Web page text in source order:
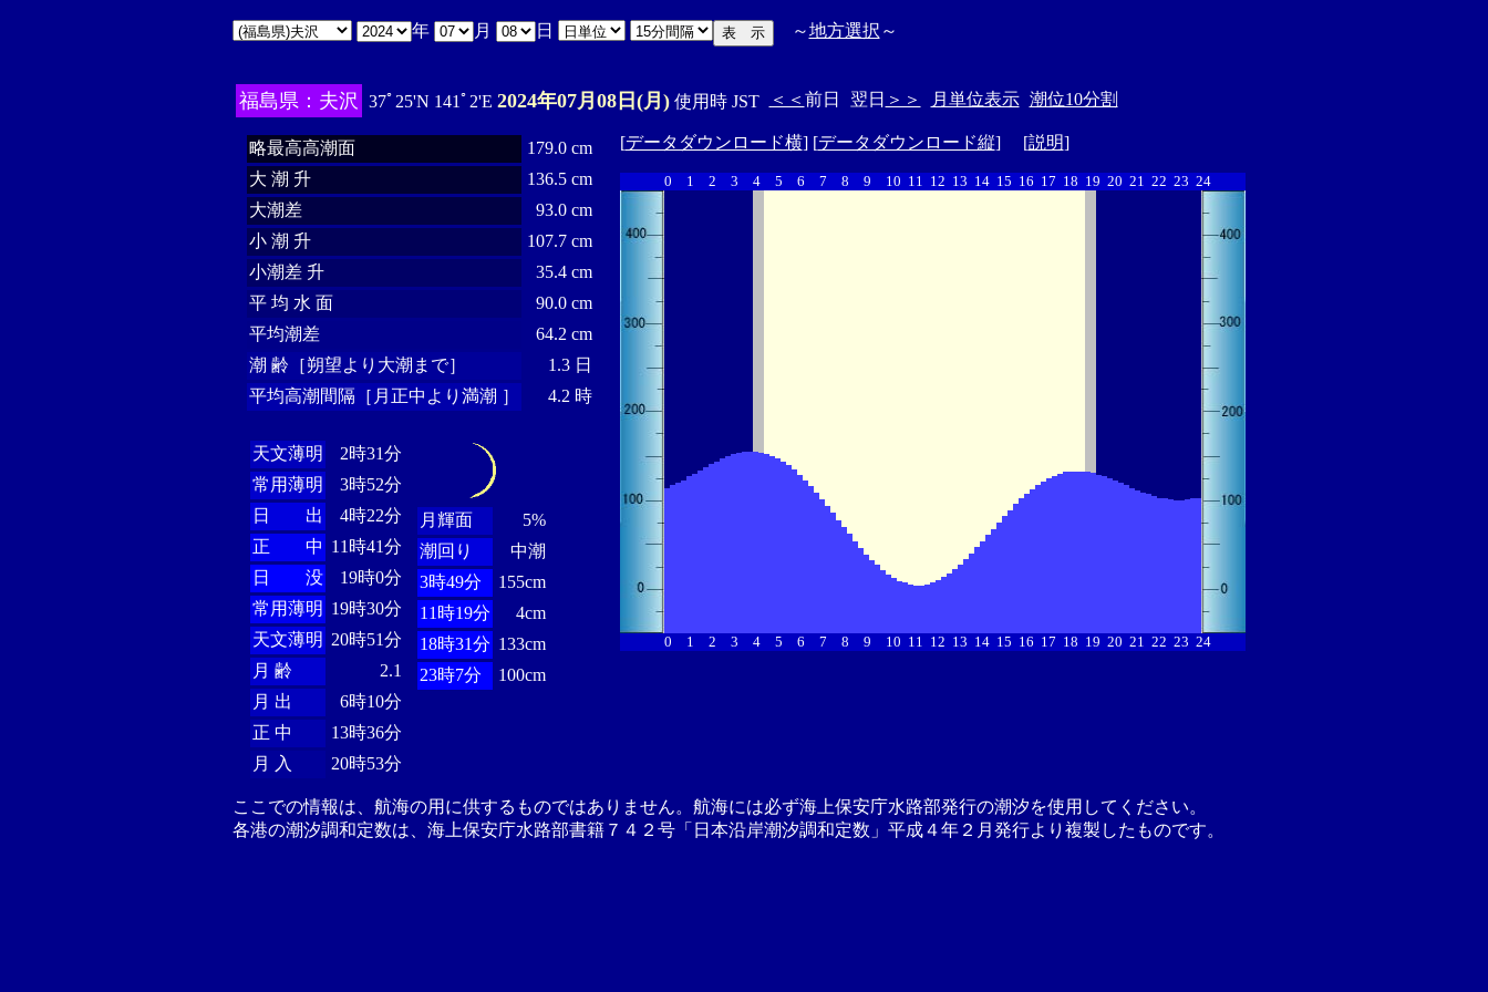
年 月 日 ～地方選択 ～
福島県：夫沢 37ﾟ25'N 141ﾟ2'E 2024年07月08日(月)使用時 JST ＜＜ 前日 翌日 ＞＞ 月単位表示 潮位10分割
略最高高潮面
179.0 cm
大 潮 升
136.5 cm
大潮差
93.0 cm
小 潮 升
107.7 cm
小潮差 升
35.4 cm
平 均 水 面
90.0 cm
平均潮差
64.2 cm
潮 齢［朔望より大潮まで］
1.3 日
平均高潮間隔［月正中より満潮 ］
4.2 時
天文薄明
2時31分
常用薄明
3時52分
日 出
4時22分
正 中 11時41分
日 没
19時0分
常用薄明 19時30分
天文薄明 20時51分
月 齢
2.1
月 出
6時10分
正 中
13時36分
月 入
20時53分
月輝面
5%
潮回り
中潮
3時49分
155cm
11時19分
4cm
18時31分 133cm
23時7分
100cm
[データダウンロード横] [データダウンロード縦] [説明]
0 1 2 3 4 5 6 7 8 9 10 11 12 13 14 15 16 17 18 19 20 21 22 23 24
0 1 2 3 4 5 6 7 8 9 10 11 12 13 14 15 16 17 18 19 20 21 22 23 24
ここでの情報は、航海の用に供するものではありません。航海には必ず海上保安庁水路部発行の潮汐を使用してください。
各港の潮汐調和定数は、海上保安庁水路部書籍７４２号「日本沿岸潮汐調和定数」平成４年２月発行より複製したものです。